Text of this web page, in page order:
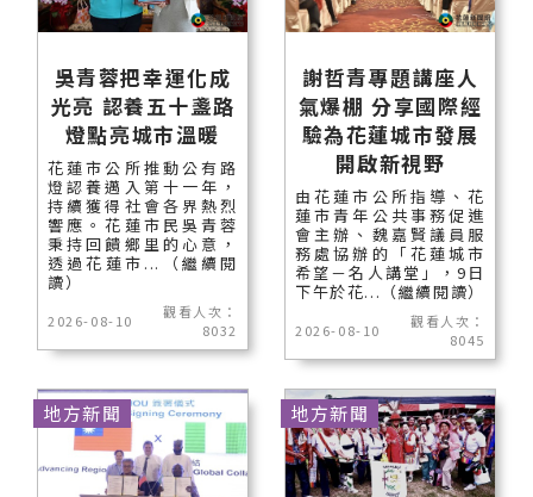
吳青蓉把幸運化成
光亮 認養五十盞路
燈點亮城市溫暖
花蓮市公所推動公有路
燈認養邁入第十一年，
持續獲得社會各界熱烈
響應。花蓮市民吳青蓉
秉持回饋鄉里的心意，
透過花蓮市...（繼續閱
讀）
2026-08-10
觀看人次：
8032
謝哲青專題講座人
氣爆棚 分享國際經
驗為花蓮城市發展
開啟新視野
由花蓮市公所指導、花
蓮市青年公共事務促進
會主辦、魏嘉賢議員服
務處協辦的「花蓮城市
希望－名人講堂」，9日
下午於花...（繼續閱讀）
2026-08-10
觀看人次：
8045
地方新聞 地方新聞